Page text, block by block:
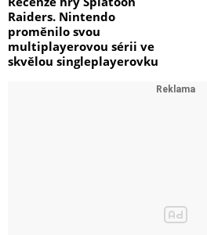
Raiders. Nintendo
proměnilo svou
multiplayerovou sérii ve
skvělou singleplayerovku